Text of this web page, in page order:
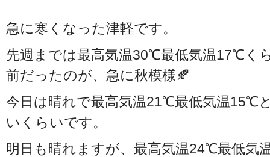
急に寒くなった津軽です。
先週までは最高気温30℃最低気温17℃く
前だったのが、急に秋模様🍂
今日は晴れで最高気温21℃最低気温15℃
いくらいです。
明日も晴れますが、最高気温24℃最低気